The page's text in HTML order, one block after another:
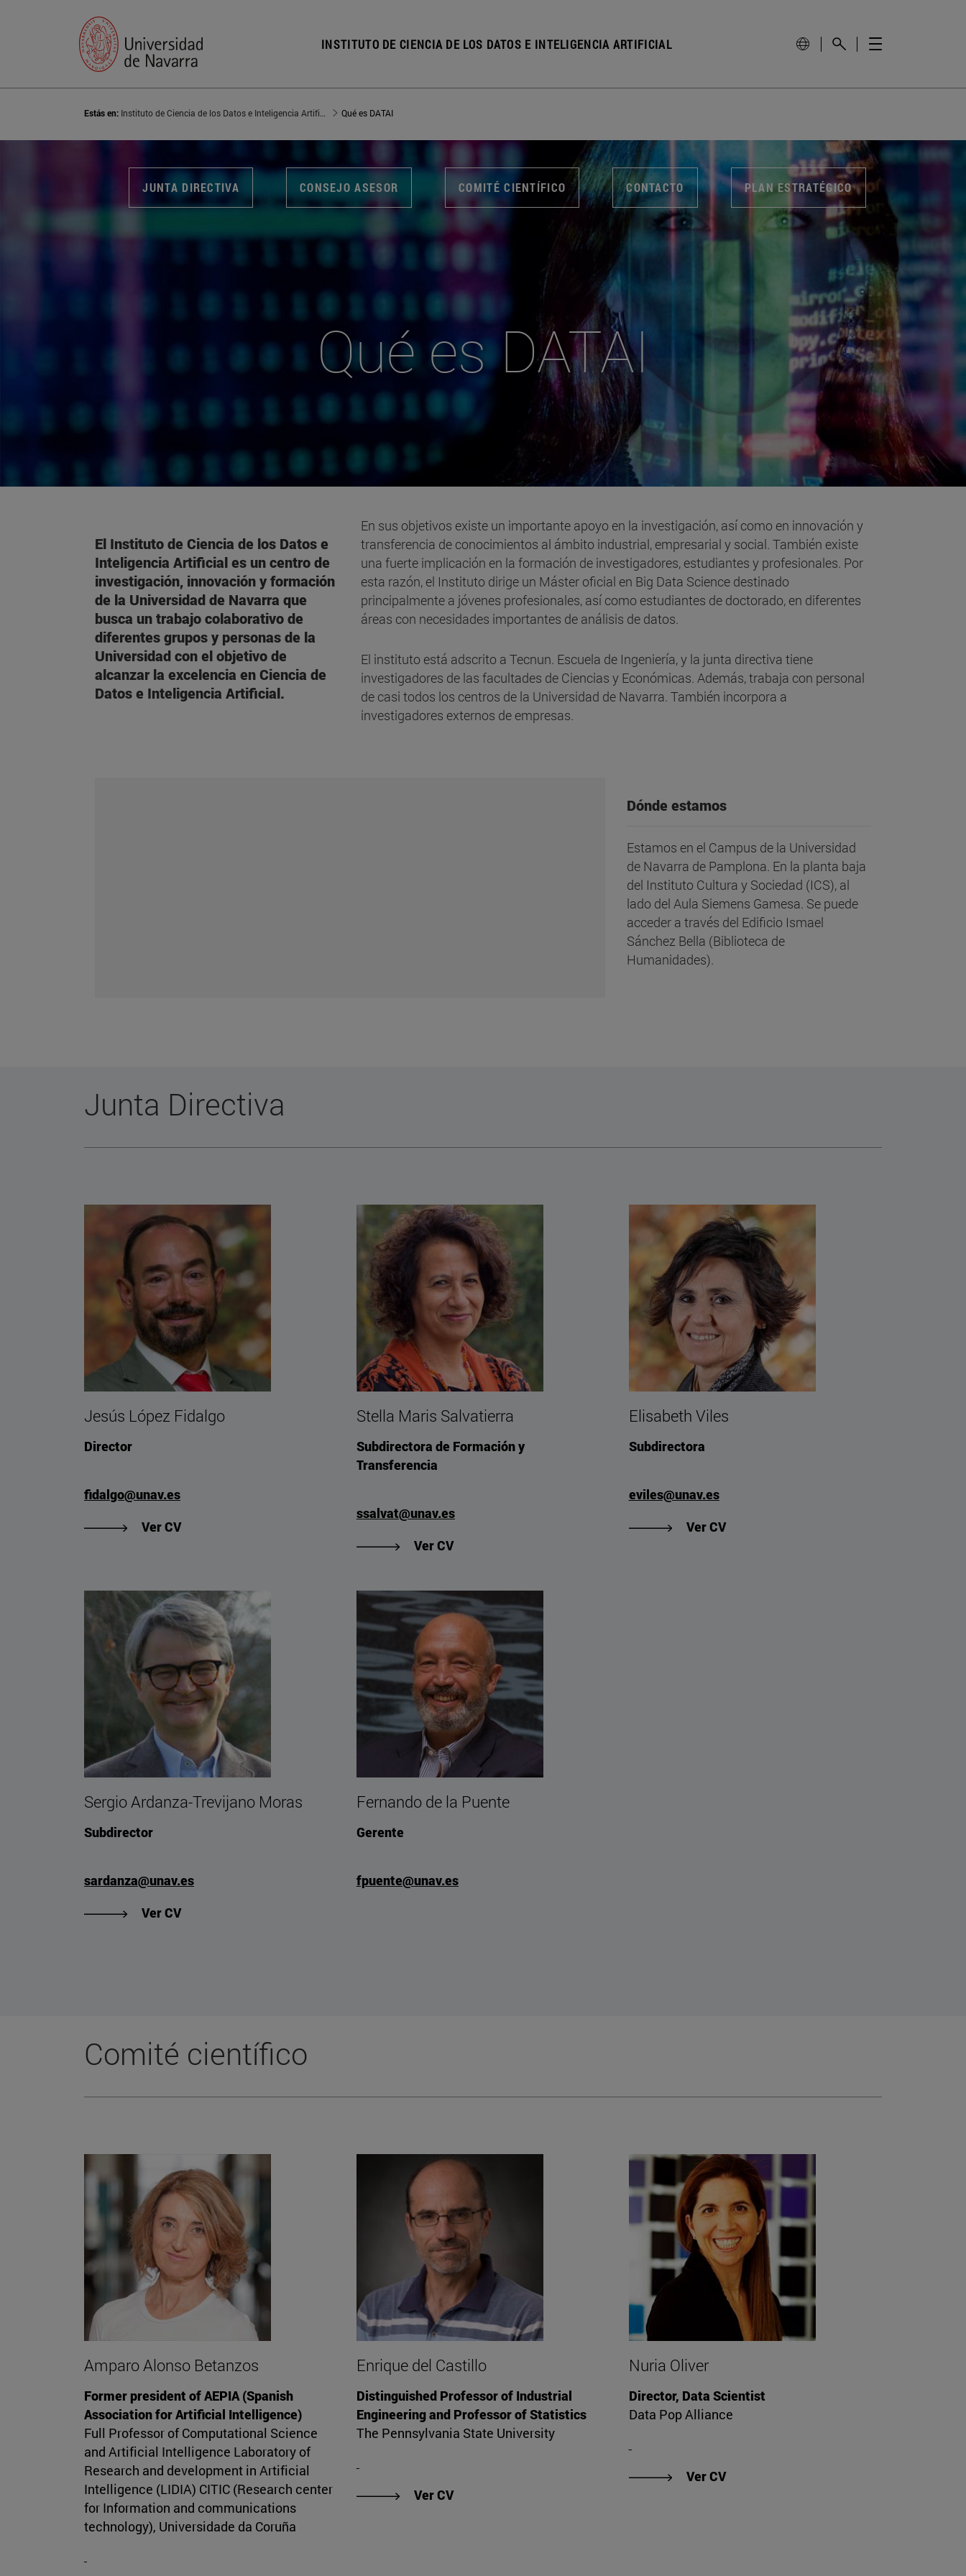
INSTITUTO DE CIENCIA DE LOS DATOS E INTELIGENCIA ARTIFICIAL
Estás en: Qué es DATAI
JUNTA DIRECTIVA CONSEJO ASESOR COMITÉ CIENTÍFICO CONTACTO PLAN ESTRATÉGICO
Qué es DATAI
El Instituto de Ciencia de los Datos e
Inteligencia Artificial es un centro de
investigación, innovación y formación
de la Universidad de Navarra que
busca un trabajo colaborativo de
diferentes grupos y personas de la
Universidad con el objetivo de
alcanzar la excelencia en Ciencia de
Datos e Inteligencia Artificial.
En sus objetivos existe un importante apoyo en la investigación, así como en innovación y
transferencia de conocimientos al ámbito industrial, empresarial y social. También existe
una fuerte implicación en la formación de investigadores, estudiantes y profesionales. Por
esta razón, el Instituto dirige un Máster oficial en Big Data Science destinado
principalmente a jóvenes profesionales, así como estudiantes de doctorado, en diferentes
áreas con necesidades importantes de análisis de datos.
El instituto está adscrito a Tecnun. Escuela de Ingeniería, y la junta directiva tiene
investigadores de las facultades de Ciencias y Económicas. Además, trabaja con personal
de casi todos los centros de la Universidad de Navarra. También incorpora a
investigadores externos de empresas.
Dónde estamos
Estamos en el Campus de la Universidad
de Navarra de Pamplona. En la planta baja
del Instituto Cultura y Sociedad (ICS), al
lado del Aula Siemens Gamesa. Se puede
acceder a través del Edificio Ismael
Sánchez Bella (Biblioteca de
Humanidades).
Junta Directiva
Jesús López Fidalgo
Director
fidalgo@unav.es
Ver CV"Ver CV de Jesús López Fidalgo"
Stella Maris Salvatierra
Subdirectora de Formación y
Transferencia
ssalvat@unav.es
Ver CV"Ver CV de Stella Maris Salvatierra"
Elisabeth Viles
Subdirectora
eviles@unav.es
Ver CV"Ver CV de Elisabeth Viles"
Sergio Ardanza-Trevijano Moras
Subdirector
sardanza@unav.es
Ver CV"Ver CV de Sergio Ardanza-Trevijano Moras"
Fernando de la Puente
Gerente
fpuente@unav.es
Comité científico
Amparo Alonso Betanzos
Former president of AEPIA (Spanish
Association for Artificial Intelligence)
Full Professor of Computational Science
and Artificial Intelligence Laboratory of
Research and development in Artificial
Intelligence (LIDIA) CITIC (Research center
for Information and communications
technology), Universidade da Coruña
Enrique del Castillo
Distinguished Professor of Industrial
Engineering and Professor of Statistics
The Pennsylvania State University
Ver CV"Ver CV de Enrique del Castillo"
Nuria Oliver
Director, Data Scientist
Data Pop Alliance
Ver CV"Ver CV de Nuria Oliver"